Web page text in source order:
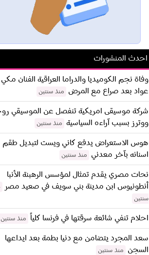
احدث المنشورات
وفاة نجم الكوميديا والدراما العراقية الفنان مكي
عواد بعد صراع مع المرض
منذ سنتين
شركة موسيقى امريكية تنفصل عن الموسيقي
ووترز بسبب آراءه السياسية
منذ سنتين
هوس الاستعراض يدفع كاني ويست لتبديل طقم
اسنانه بآخر معدني
منذ سنتين
نحات مصري يقدم تمثال لمؤسس الرهبنة الأنبا
أنطونيوس ابن مدينة بني سويف في صعيد مصر
سنتين
احلام تنفي شائعة سرقتها في فرنسا كلياً منذ سنتين
سعد المجرد يتضامن مع دنيا بطمة بعد ايداعها
السجن
منذ سنتين